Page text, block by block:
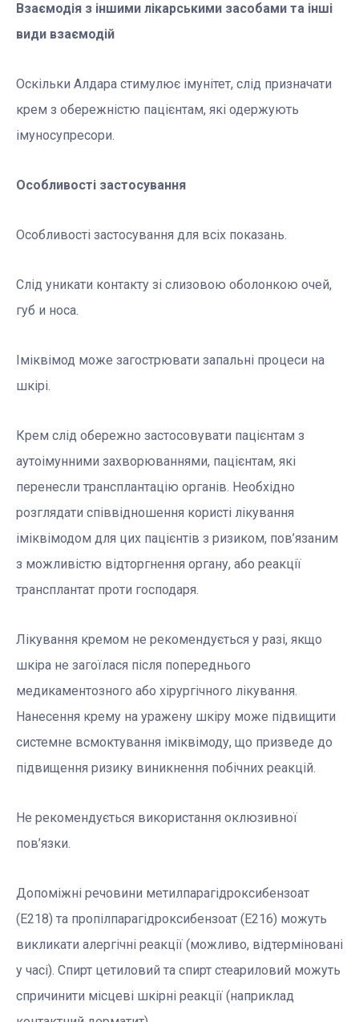
Взаємодія з іншими лікарськими засобами та інші
види взаємодій
Оскільки Алдара стимулює імунітет, слід призначати
крем з обережністю пацієнтам, які одержують
імуносупресори.
Особливості застосування
Особливості застосування для всіх показань.
Слід уникати контакту зі слизовою оболонкою очей,
губ и носа.
Іміквімод може загострювати запальні процеси на
шкірі.
Крем слід обережно застосовувати пацієнтам з
аутоімунними захворюваннями, пацієнтам, які
перенесли трансплантацію органів. Необхідно
розглядати співвідношення користі лікування
іміквімодом для цих пацієнтів з ризиком, пов’язаним
з можливістю відторгнення органу, або реакції
трансплантат проти господаря.
Лікування кремом не рекомендується у разі, якщо
шкіра не загоїлася після попереднього
медикаментозного або хірургічного лікування.
Нанесення крему на уражену шкіру може підвищити
системне всмоктування іміквімоду, що призведе до
підвищення ризику виникнення побічних реакцій.
Не рекомендується використання оклюзивної
пов’язки.
Допоміжні речовини метилпарагідроксибензоат
(Е218) та пропілпарагідроксибензоат (Е216) можуть
викликати алергічні реакції (можливо, відтерміновані
у часі). Спирт цетиловий та спирт стеариловий можуть
спричинити місцеві шкірні реакції (наприклад